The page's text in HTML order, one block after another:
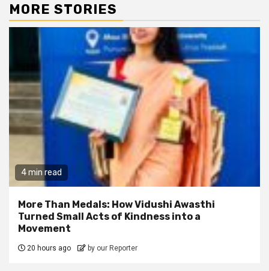
MORE STORIES
4 min read
More Than Medals: How Vidushi Awasthi
Turned Small Acts of Kindness into a
Movement
20 hours ago by our Reporter